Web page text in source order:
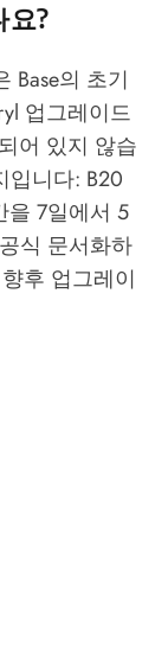
요?
Base의 초기
업그레이드
어 있지 않습
입니다: B20
을 7일에서 5
식 문서화하
후 업그레이